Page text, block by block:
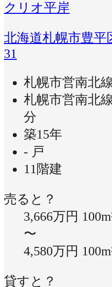
クリオ平岸
北海道札幌市豊平
31
札幌市営南北
札幌市営南北
分
築15年
- 戸
11階建
売ると？
3,666万円
〜
4,580万円
貸すと？